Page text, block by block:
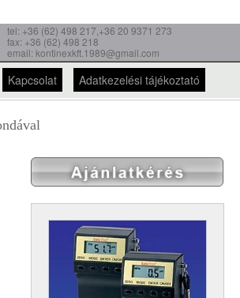
tel: +36 (62) 498 217,+36 20 9371 273
fax: +36 (62) 498 218
email: kontinexkft.1989@gmail.com
Kapcsolat Adatkezelési tájékoztató